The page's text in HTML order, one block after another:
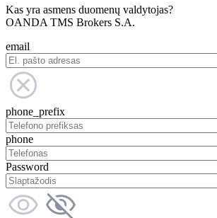
Kas yra asmens duomenų valdytojas?
OANDA TMS Brokers S.A.
email
phone_prefix
phone
Password